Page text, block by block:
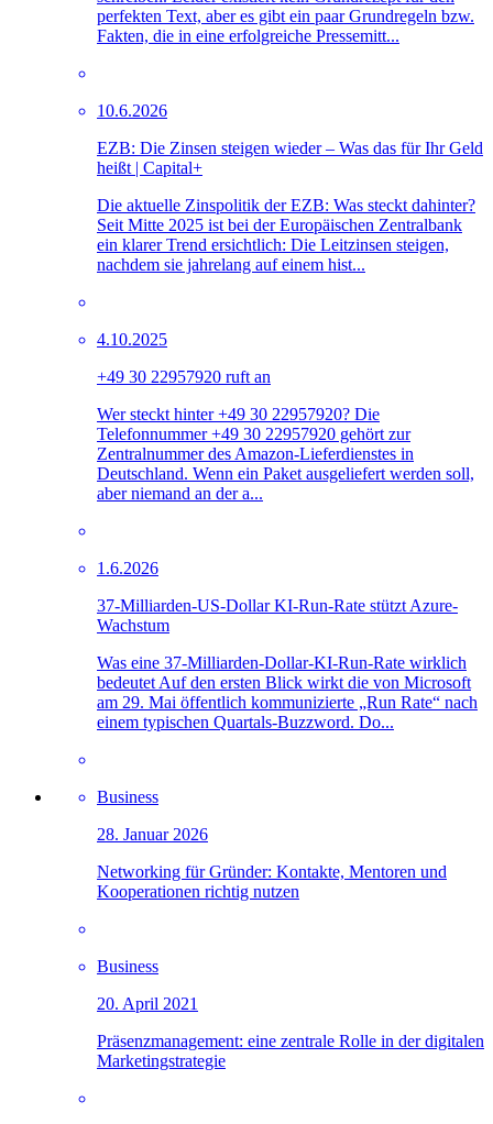
perfekten Text, aber es gibt ein paar Grundregeln bzw.
Fakten, die in eine erfolgreiche Pressemitt...
10.6.2026
EZB: Die Zinsen steigen wieder – Was das für Ihr Geld
heißt | Capital+
Die aktuelle Zinspolitik der EZB: Was steckt dahinter?
Seit Mitte 2025 ist bei der Europäischen Zentralbank
ein klarer Trend ersichtlich: Die Leitzinsen steigen,
nachdem sie jahrelang auf einem hist...
4.10.2025
+49 30 22957920 ruft an
Wer steckt hinter +49 30 22957920? Die
Telefonnummer +49 30 22957920 gehört zur
Zentralnummer des Amazon-Lieferdienstes in
Deutschland. Wenn ein Paket ausgeliefert werden soll,
aber niemand an der a...
1.6.2026
37-Milliarden-US-Dollar KI-Run-Rate stützt Azure-
Wachstum
Was eine 37-Milliarden-Dollar-KI-Run-Rate wirklich
bedeutet Auf den ersten Blick wirkt die von Microsoft
am 29. Mai öffentlich kommunizierte „Run Rate“ nach
einem typischen Quartals-Buzzword. Do...
Business
28. Januar 2026
Networking für Gründer: Kontakte, Mentoren und
Kooperationen richtig nutzen
Business
20. April 2021
Präsenzmanagement: eine zentrale Rolle in der digitalen
Marketingstrategie